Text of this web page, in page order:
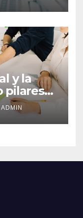
y la
pilares
ADMIN